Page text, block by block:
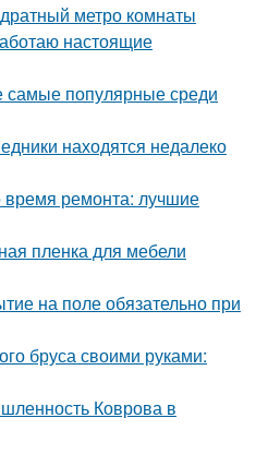
метро комнаты
настоящие
самые популярные среди
находятся недалеко
время ремонта: лучшие
пленка для мебели
на поле обязательно при
бруса своими руками:
Коврова в